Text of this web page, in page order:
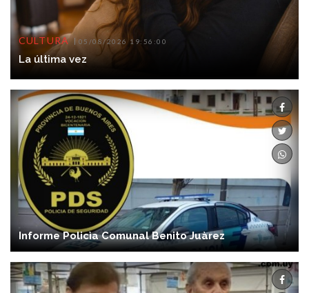
CULTURA 05/08/2026 19:56:00
La última vez
Informe Policìa Comunal Benito Juàrez